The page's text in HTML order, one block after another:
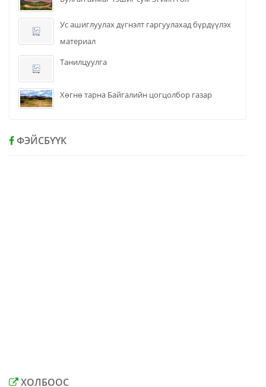
Ус ашиглуулах дүгнэлт гаргуулахад бүрдүүлэх
материал
Танилцуулга
Хөгнө тарна Байгалийн цогцолбор газар
ФЭЙСБҮҮК
ХОЛБООС